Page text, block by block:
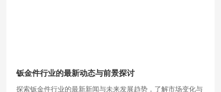
钣金件行业的最新动态与前景探讨
探索钣金件行业的最新新闻与未来发展趋势，了解市场变化与